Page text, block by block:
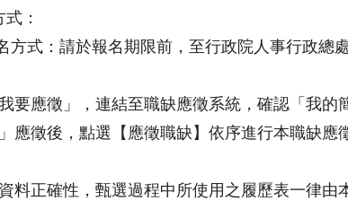
：
方式：請於報名期限前，至行政院人事行政
要應徵」，連結至職缺應徵系統，確認「我的
應徵後，點選【應徵職缺】依序進行本職缺
料正確性，甄選過程中所使用之履歷表一律